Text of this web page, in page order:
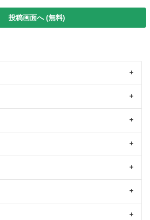
投稿画面へ (無料)